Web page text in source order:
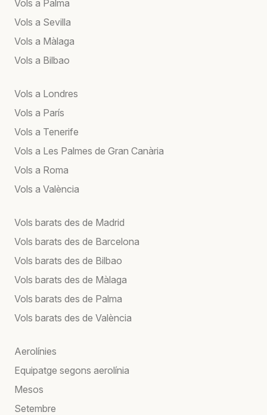
Vols a Palma
Vols a Sevilla
Vols a Màlaga
Vols a Bilbao
Vols a Londres
Vols a París
Vols a Tenerife
Vols a Les Palmes de Gran Canària
Vols a Roma
Vols a València
Vols barats des de Madrid
Vols barats des de Barcelona
Vols barats des de Bilbao
Vols barats des de Màlaga
Vols barats des de Palma
Vols barats des de València
Aerolínies
Equipatge segons aerolínia
Mesos
Setembre